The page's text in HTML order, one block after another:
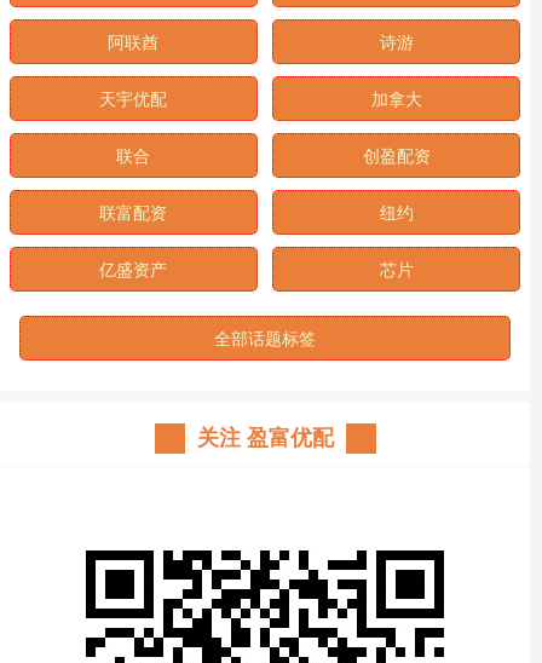
阿联酋 诗游
天宇优配 加拿大
联合 创盈配资
联富配资 纽约
亿盛资产 芯片
全部话题标签
关注 盈富优配